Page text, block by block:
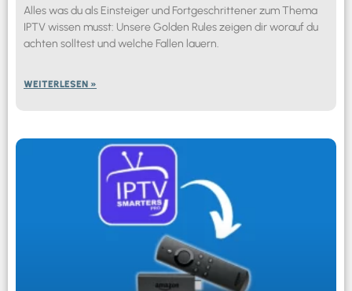
Alles was du als Einsteiger und Fortgeschrittener zum Thema
IPTV wissen musst: Unsere Golden Rules zeigen dir worauf du
achten solltest und welche Fallen lauern.
WEITERLESEN »